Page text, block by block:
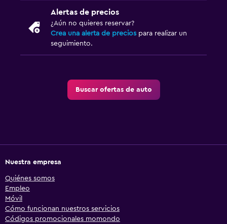
Alertas de precios
¿Aún no quieres reservar?
Crea una alerta de precios para realizar un
seguimiento.
Buscar ofertas de auto
Nuestra empresa
Quiénes somos
Empleo
Móvil
Cómo funcionan nuestros servicios
Códigos promocionales momondo